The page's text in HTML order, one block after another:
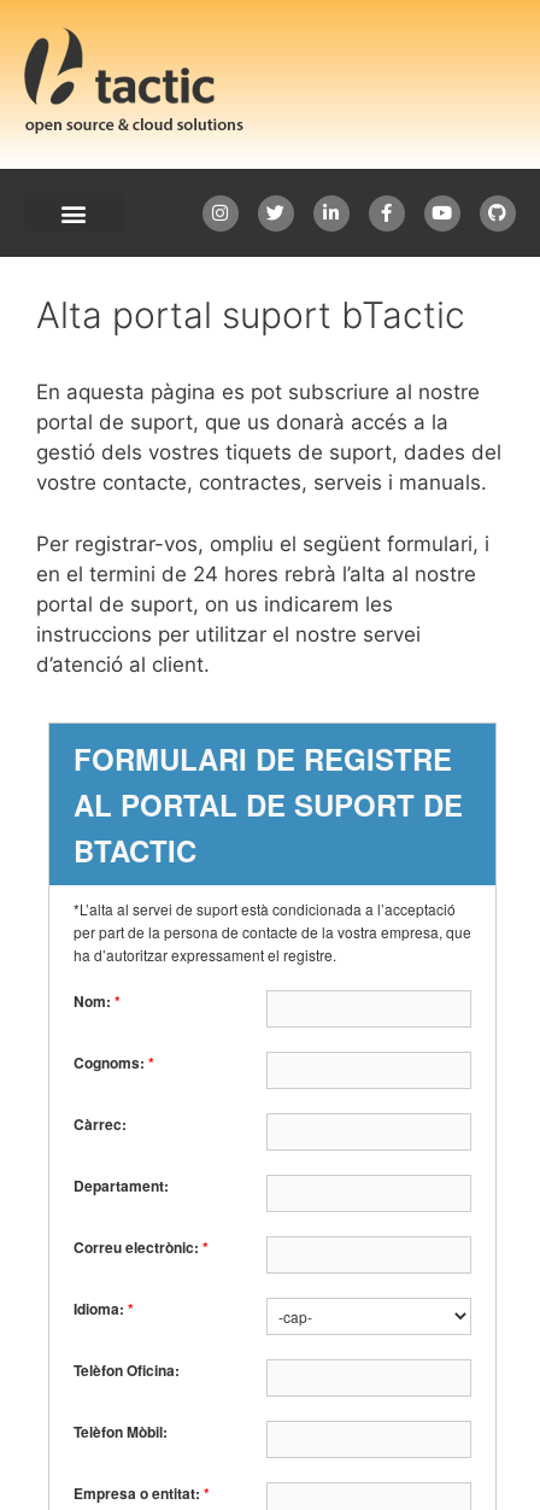
Alta portal suport bTactic
En aquesta pàgina es pot subscriure al nostre
portal de suport, que us donarà accés a la
gestió dels vostres tiquets de suport, dades del
vostre contacte, contractes, serveis i manuals.
Per registrar-vos, ompliu el següent formulari, i
en el termini de 24 hores rebrà l’alta al nostre
portal de suport, on us indicarem les
instruccions per utilitzar el nostre servei
d’atenció al client.
FORMULARI DE REGISTRE
AL PORTAL DE SUPORT DE
BTACTIC
*L’alta al servei de suport està condicionada a l’acceptació
per part de la persona de contacte de la vostra empresa, que
ha d’autoritzar expressament el registre.
Nom: *
Cognoms: *
Càrrec:
Departament:
Correu electrònic: *
Idioma: *
Telèfon Oficina:
Telèfon Mòbil:
Empresa o entitat: *